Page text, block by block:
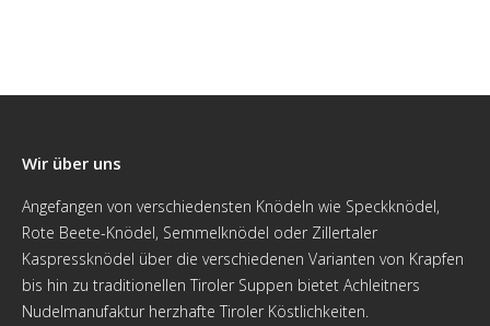
Wir über uns
Angefangen von verschiedensten Knödeln wie Speckknödel,
Rote Beete-Knödel, Semmelknödel oder Zillertaler
Kaspressknödel über die verschiedenen Varianten von Krapfen
bis hin zu traditionellen Tiroler Suppen bietet Achleitners
Nudelmanufaktur herzhafte Tiroler Köstlichkeiten.